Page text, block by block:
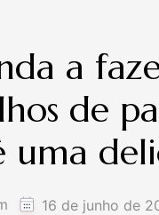
a
de
uma
16 de junho de